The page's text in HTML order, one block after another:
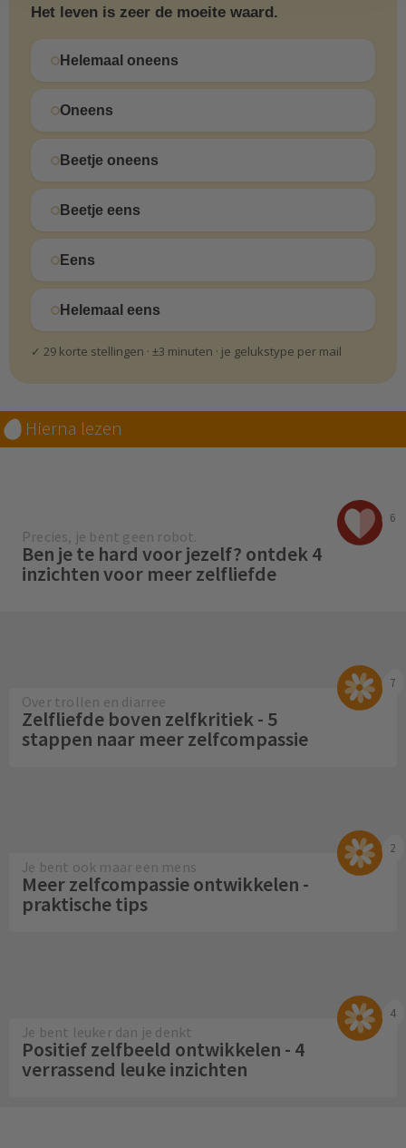
Het leven is zeer de moeite waard.
Helemaal oneens
Oneens
Beetje oneens
Beetje eens
Eens
Helemaal eens
✓ 29 korte stellingen · ±3 minuten · je gelukstype per mail
Hierna lezen
6
Precies, je bent geen robot.
Ben je te hard voor jezelf? ontdek 4
inzichten voor meer zelfliefde
7
Over trollen en diarree
Zelfliefde boven zelfkritiek - 5
stappen naar meer zelfcompassie
2
Je bent ook maar een mens
Meer zelfcompassie ontwikkelen -
praktische tips
4
Je bent leuker dan je denkt
Positief zelfbeeld ontwikkelen - 4
verrassend leuke inzichten